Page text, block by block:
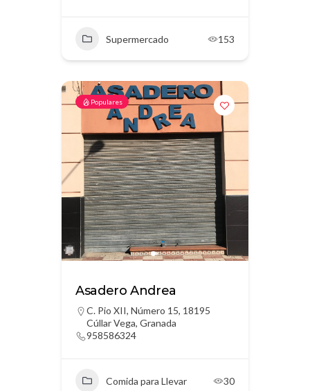
Supermercado 153
Populares
Asadero Andrea
C. Pio XII, Número 15, 18195
Cúllar Vega, Granada
958586324
Comida para Llevar 30